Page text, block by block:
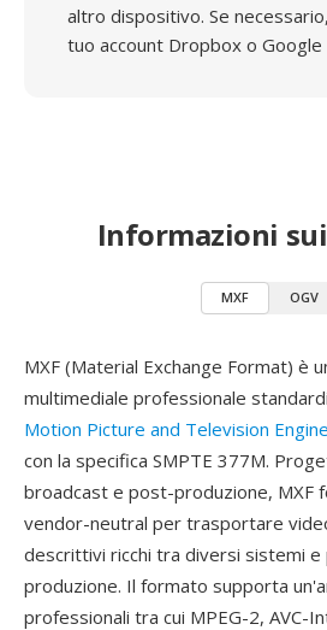
altro dispositivo. Se
tuo account Dropbox o Google
Informazioni
MXF OGV
MXF (Material Exchange Format) è
multimediale professionale
Motion Picture and Television
con la specifica SMPTE 377M.
broadcast e post-produzione, MXF
vendor-neutral per trasportare
descrittivi ricchi tra diversi sistemi
produzione. Il formato supporta
professionali tra cui MPEG-2, AVC-